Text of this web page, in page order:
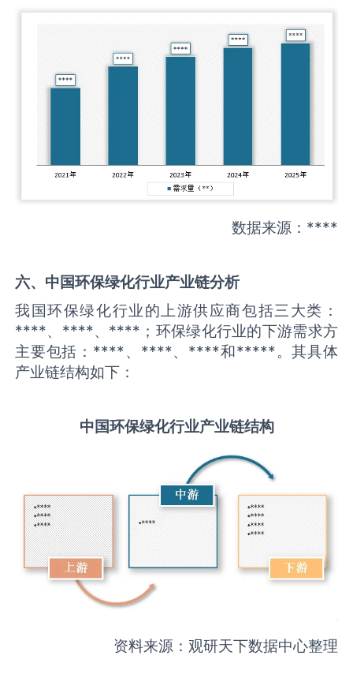
数据来源：****
六、中国环保绿化行业产业链分析
我国环保绿化行业的上游供应商包括三大类：
****、****、****；环保绿化行业的下游需求方
主要包括：****、****、****和*****。其具体
产业链结构如下：
中国环保绿化行业产业链结构
资料来源：观研天下数据中心整理